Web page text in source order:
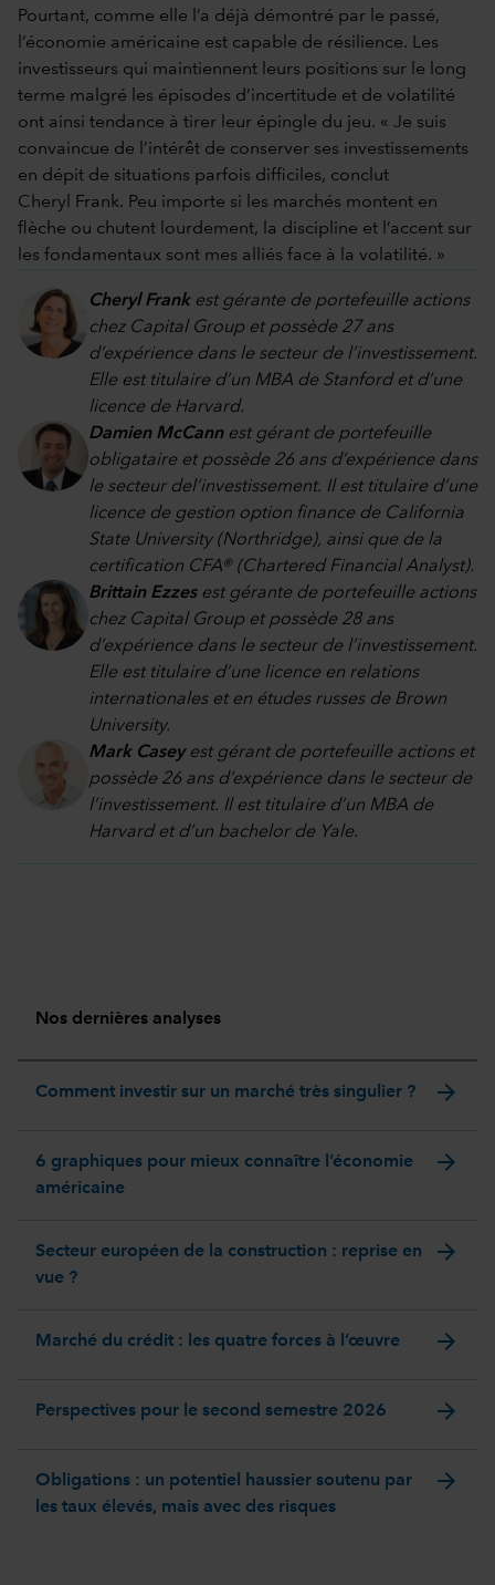
Pourtant, comme elle l’a déjà démontré par le passé,
l’économie américaine est capable de résilience. Les
investisseurs qui maintiennent leurs positions sur le long
terme malgré les épisodes d’incertitude et de volatilité
ont ainsi tendance à tirer leur épingle du jeu. « Je suis
convaincue de l’intérêt de conserver ses investissements
en dépit de situations parfois difficiles, conclut
Cheryl Frank. Peu importe si les marchés montent en
flèche ou chutent lourdement, la discipline et l’accent sur
les fondamentaux sont mes alliés face à la volatilité. »
Cheryl Frankest gérante de portefeuille actions
chez Capital Group et possède 27 ans
d’expérience dans le secteur de l’investissement.
Elle est titulaire d’un MBA de Stanford et d’une
licence de Harvard.
Damien McCannest gérant de portefeuille
obligataire et possède 26 ans d’expérience dans
le secteur del’investissement. Il est titulaire d’une
licence de gestion option finance de California
State University (Northridge), ainsi que de la
certification CFA® (Chartered Financial Analyst).
Brittain Ezzesest gérante de portefeuille actions
chez Capital Group et possède 28 ans
d’expérience dans le secteur de l’investissement.
Elle est titulaire d’une licence en relations
internationales et en études russes de Brown
University.
Mark Caseyest gérant de portefeuille actions et
possède 26 ans d’expérience dans le secteur de
l’investissement. Il est titulaire d’un MBA de
Harvard et d’un bachelor de Yale.
Nos dernières analyses
Comment investir sur un marché très singulier ? arrow_forward
6 graphiques pour mieux connaître l’économie
américaine
arrow_forward
Secteur européen de la construction : reprise en
vue ?
arrow_forward
Marché du crédit : les quatre forces à l’œuvre arrow_forward
Perspectives pour le second semestre 2026 arrow_forward
Obligations : un potentiel haussier soutenu par
les taux élevés, mais avec des risques
arrow_forward